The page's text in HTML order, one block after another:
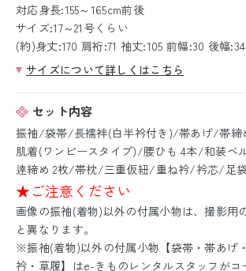
対応身長:155～165cm前後
サイズ:17～21号くらい
(約)身丈:170 肩裄:71 袖丈:105 前幅:30 後幅
サイズについて詳しくはこちら
セット内容
振袖/袋帯/長襦袢(白半衿付き)/帯あげ/帯
肌着(ワンピースタイプ)/腰ひも 4本/和装
逹締め 2枚/帯枕/三重仮紐/重ね衿/衿芯/足
★ご注意ください
画像の振袖(着物)以外の付属小物は、撮影用
と異なります。
※振袖(着物)以外の付属小物【袋帯・帯あげ
衿・草履】はe-きものレンタルスタッフがコ